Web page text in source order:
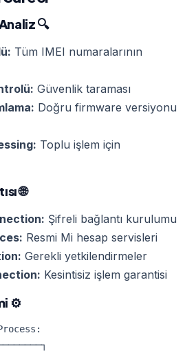
🔍
Tüm IMEI numaralarının
Güvenlik taraması
Doğru firmware versiyonu
Toplu işlem için
🌐
Şifreli bağlantı kurulumu
Resmi Mi hesap servisleri
Gerekli yetkilendirmeler
Kesintisiz işlem garantisi
⚙️